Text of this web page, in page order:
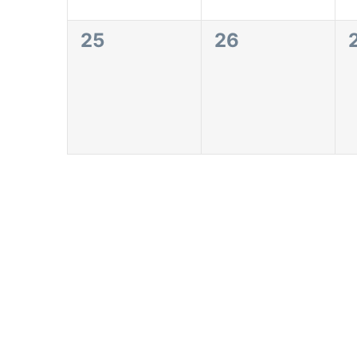
0
25
0
26